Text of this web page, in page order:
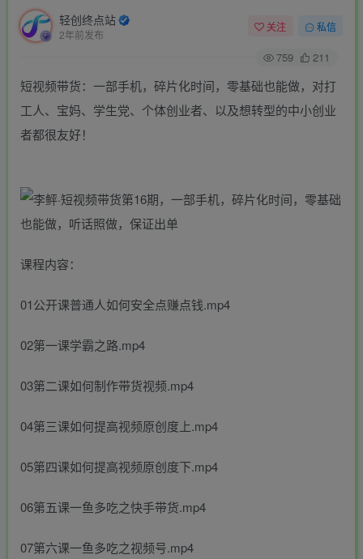
轻创终点站
2年前发布
关注 私信
759 211
短视频带货：一部手机，碎片化时间，零基础也能做，对打
工人、宝妈、学生党、个体创业者、以及想转型的中小创业
者都很友好！
课程内容：
01公开课普通人如何安全点赚点钱.mp4
02第一课学霸之路.mp4
03第二课如何制作带货视频.mp4
04第三课如何提高视频原创度上.mp4
05第四课如何提高视频原创度下.mp4
06第五课一鱼多吃之快手带货.mp4
07第六课一鱼多吃之视频号.mp4